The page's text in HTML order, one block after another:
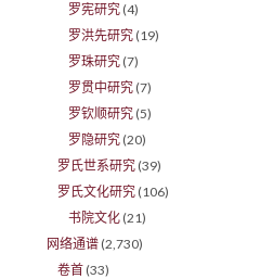
罗宪研究 (4)
罗洪先研究 (19)
罗珠研究 (7)
罗贯中研究 (7)
罗钦顺研究 (5)
罗隐研究 (20)
罗氏世系研究 (39)
罗氏文化研究 (106)
书院文化 (21)
网络通谱 (2,730)
卷首 (33)